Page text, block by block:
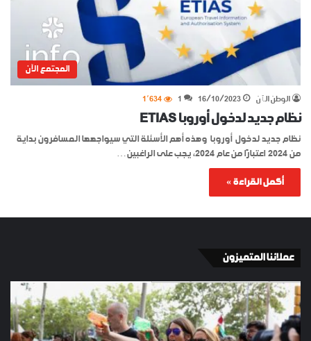
المجتمع الآن
الوطن الٱن 16/10/2023
1 1٬634
نظام جديد لدخول أوروبا ETIAS
نظام جديد لدخول أوروبا وهذه أهم الأسئلة التي سيواجهها المسافرون بداية
من 2024 اعتبارًا من عام 2024، يجب على الراغبين…
أكمل القراءة »
عملائنا المتميزون
الإسبان
في
برشلونة
يطردون